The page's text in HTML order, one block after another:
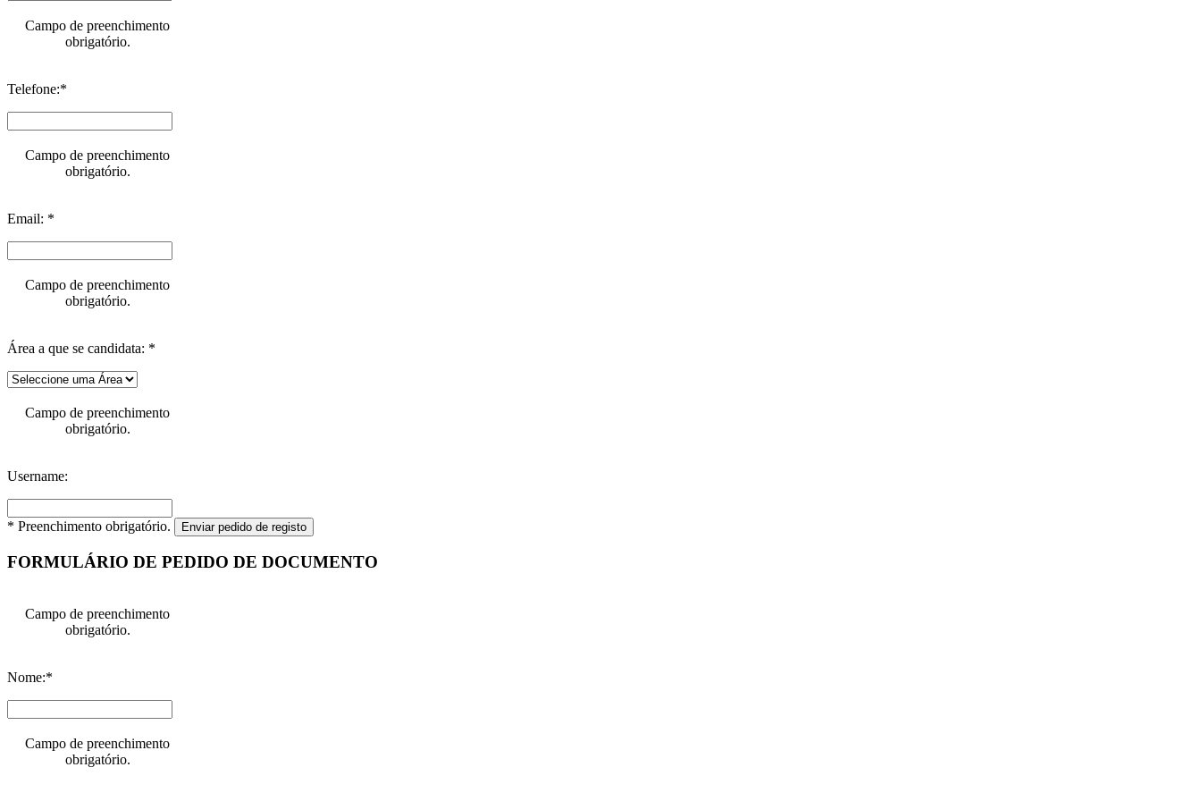
Campo de preenchimento
obrigatório.
Telefone:*
Campo de preenchimento
obrigatório.
Email: *
Campo de preenchimento
obrigatório.
Área a que se candidata: *
Campo de preenchimento
obrigatório.
Username:
* Preenchimento obrigatório. Enviar pedido de registo
FORMULÁRIO DE PEDIDO DE DOCUMENTO
Campo de preenchimento
obrigatório.
Nome:*
Campo de preenchimento
obrigatório.